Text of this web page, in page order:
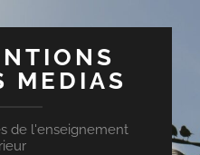
MEDIAS
de l'enseignement